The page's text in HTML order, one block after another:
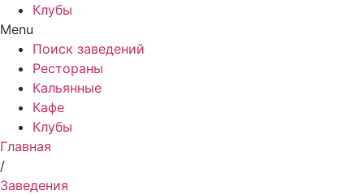
Клубы
Menu
Поиск заведений
Рестораны
Кальянные
Кафе
Клубы
Главная
/
Заведения